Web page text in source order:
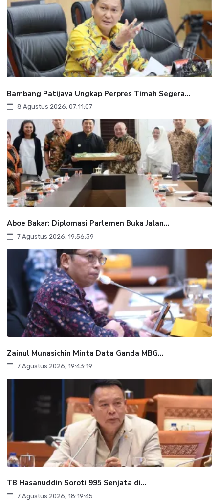
Bambang Patijaya Ungkap Perpres Timah Segera...
8 Agustus 2026, 07:11:07
Aboe Bakar: Diplomasi Parlemen Buka Jalan...
7 Agustus 2026, 19:56:39
Zainul Munasichin Minta Data Ganda MBG...
7 Agustus 2026, 19:43:19
TB Hasanuddin Soroti 995 Senjata di...
7 Agustus 2026, 18:19:45